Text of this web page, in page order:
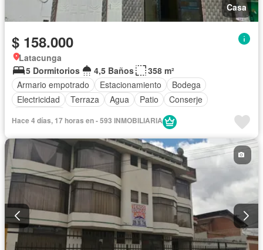
Casa
$ 158.000
Latacunga
5 Dormitorios
4,5 Baños
358 m²
Armario empotrado
Estacionamiento
Bodega
Electricidad
Terraza Agua Patio
Conserje
Hace 4 días, 17 horas en - 593 INMOBILIARIA